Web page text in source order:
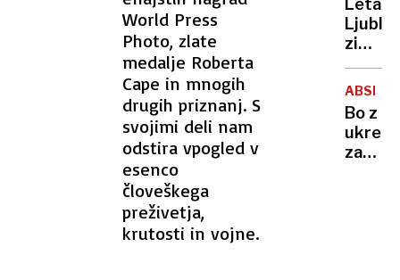
World Press
Photo, zlate
medalje Roberta
Cape in mnogih
drugih priznanj. S
svojimi deli nam
odstira vpogled v
esenco
človeškega
preživetja,
krutosti in vojne.
zlorab
otrok
zimski
vozni
red
in tri
nove
Bo z
ukrepi
za